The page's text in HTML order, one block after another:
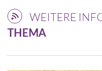
WEITERE
THEMA